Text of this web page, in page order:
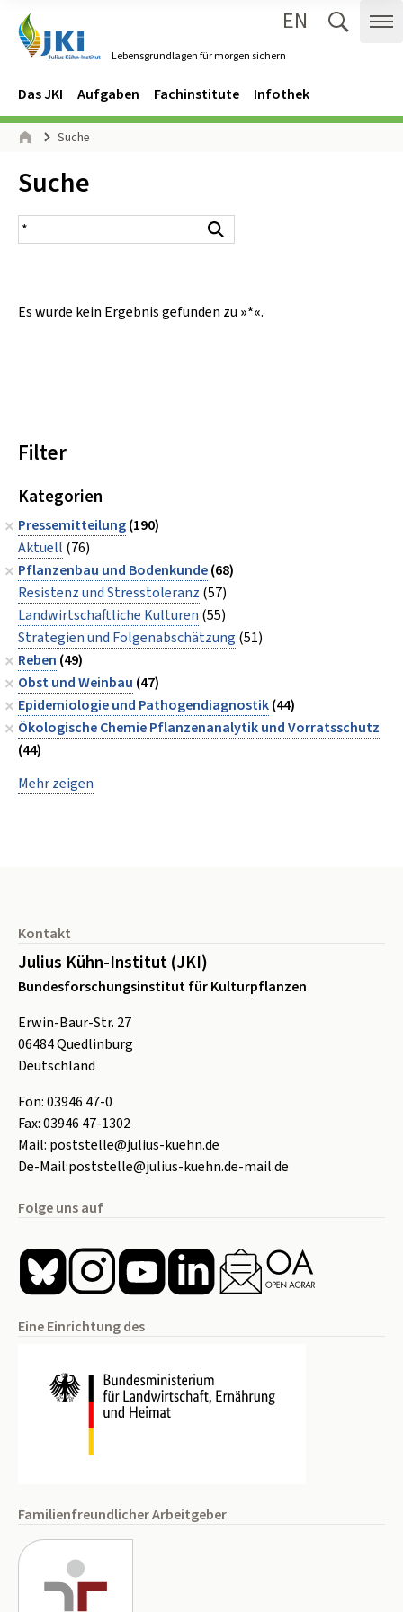
Lebensgrundlagen für morgen sichern
EN
Navigation
Hauptmenü
Das JKI Aufgaben Fachinstitute Infothek
Seitenpfad
Suche
Inhalt:
Suche
Suchergebnis
Es wurde kein Ergebnis gefunden zu »*«.
Filter
Kategorien
Pressemitteilung(190)
Aktuell (76)
Pflanzenbau und Bodenkunde(68)
Resistenz und Stresstoleranz (57)
Landwirtschaftliche Kulturen (55)
Strategien und Folgenabschätzung (51)
Reben (49)
Obst und Weinbau (47)
Epidemiologie und Pathogendiagnostik(44)
Ökologische Chemie Pflanzenanalytik und Vorratsschutz
(44)
Mehr zeigen
Kontakt
Julius Kühn-Institut (JKI)
Bundesforschungsinstitut für Kulturpflanzen
Erwin-Baur-Str. 27
06484Quedlinburg
Deutschland
Fon:03946 47-0
Fax:03946 47-1302
Mail: poststelle@julius-kuehn.de
De-Mail:poststelle@julius-kuehn.de-mail.de
Folge uns auf
Eine Einrichtung des
Familienfreundlicher Arbeitgeber